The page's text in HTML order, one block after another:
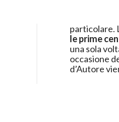
particolare.
le prime
una sola
occasione
d’Autore